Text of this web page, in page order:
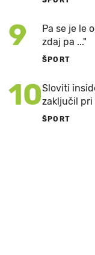
9
Pa se je le
zdaj pa ..."
ŠPORT
10Sloviti
zaključil pri
ŠPORT